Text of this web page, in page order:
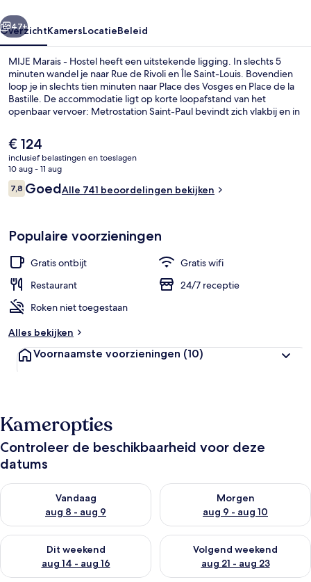
Volgende
47+
OverzichtKamersLocatieBeleid
MIJE Marais - Hostel heeft een uitstekende ligging. In slechts 5
minuten wandel je naar Rue de Rivoli en Île Saint-Louis. Bovendien
loop je in slechts tien minuten naar Place des Vosges en Place de la
Bastille. De accommodatie ligt op korte loopafstand van het
openbaar vervoer: Metrostation Saint-Paul bevindt zich vlakbij en in
De
huidige
prijs
is
€ 124
€ 124
inclusief belastingen en toeslagen
10 aug - 11 aug
Beoordelingen
7,87,8 op 10 –
GoedAlle 741 beoordelingen bekijken
Populaire voorzieningen
Gratis ontbijt
Gratis wifi
Restaurant
24/7 receptie
Roken niet toegestaan
Alles bekijken
Voornaamste voorzieningen (10)
Kameropties
Controleer de beschikbaarheid voor deze
datums
Vandaag
aug 8 - aug 9
De beschikbaarheid controleren voor vanavond aug 8 - aug 9
Morgen
aug 9 - aug 10
De beschikbaarheid
Dit weekend
aug 14 - aug 16
De beschikbaarheid controleren voor dit weekend aug 14 -
Volgend weekend
aug 21 - aug 23
De beschikbaarheid